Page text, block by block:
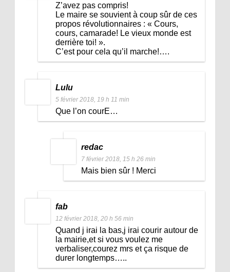
Z’avez pas compris!
Le maire se souvient à coup sûr de ces
propos révolutionnaires : « Cours,
cours, camarade! Le vieux monde est
derrière toi! ».
C’est pour cela qu’il marche!….
Lulu
5 février 2018, 19 h 11 min
Que l’on courE…
redac
7 février 2018, 15 h 26 min
Mais bien sûr ! Merci
fab
12 février 2018, 20 h 56 min
Quand j irai la bas,j irai courir autour de
la mairie,et si vous voulez me
verbaliser,courez mrs et ça risque de
durer longtemps…..